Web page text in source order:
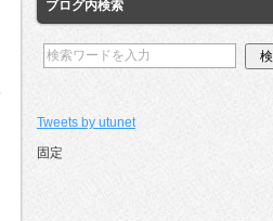
ブログ内検索
Tweets by utunet
固定